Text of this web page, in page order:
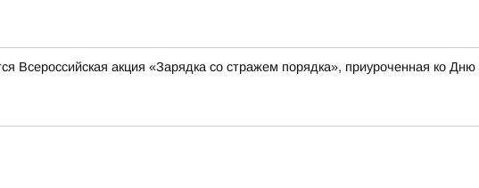
Всероссийская акция «Зарядка со стражем порядка», приуроченная ко Дню